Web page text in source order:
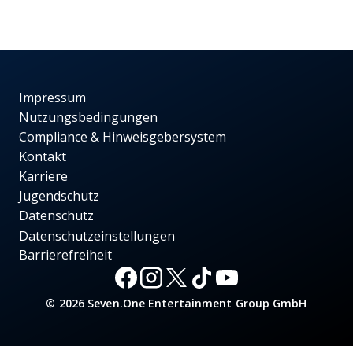
Impressum
Nutzungsbedingungen
Compliance & Hinweisgebersystem
Kontakt
Karriere
Jugendschutz
Datenschutz
Datenschutzeinstellungen
Barrierefreiheit
© 2026 Seven.One Entertainment Group GmbH